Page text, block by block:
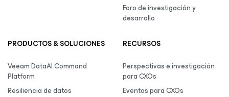
Foro de investigación y
desarrollo
PRODUCTOS & SOLUCIONES
Veeam DataAI Command
Platform
Resiliencia de datos
RECURSOS
Perspectivas e investigación
para CXOs
Eventos para CXOs